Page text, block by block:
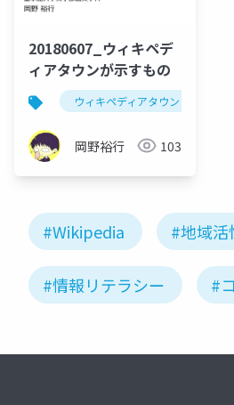
20180607_ウィキペデ
ィアタウンが示すもの
ウィキペディアタウン
岡野裕行 103
#Wikipedia #地域活
#情報リテラシー #